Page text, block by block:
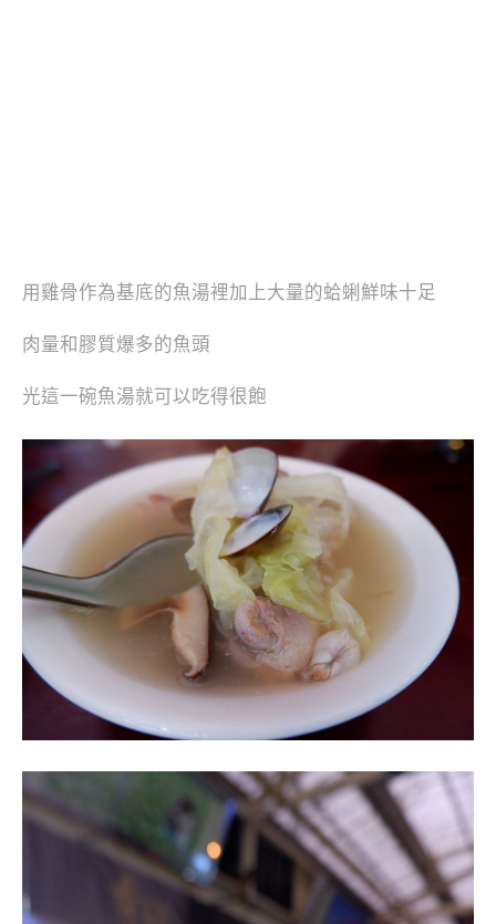
用雞骨作為基底的魚湯裡加上大量的蛤蜊鮮味十足
肉量和膠質爆多的魚頭
光這一碗魚湯就可以吃得很飽